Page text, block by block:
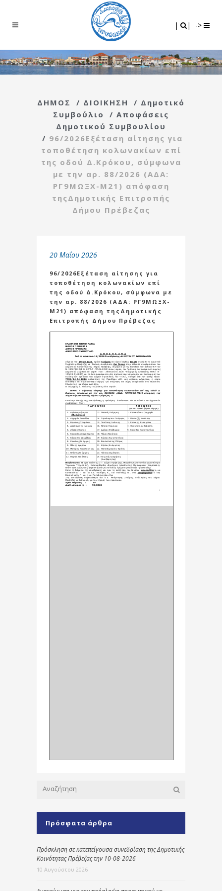
| | ->
ΔΗΜΟΣ / ΔΙΟΙΚΗΣΗ / Δημοτικό
Συμβούλιο
/ Αποφάσεις
Δημοτικού Συμβουλίου
/ 96/2026Εξέταση αίτησης για
τοποθέτηση κολωνακίων επί
της οδού Δ.Κρόκου, σύμφωνα
με την αρ. 88/2026 (ΑΔΑ:
ΡΓ9ΜΩΞΧ-Μ21) απόφαση
τηςΔημοτικής Επιτροπής
Δήμου Πρέβεζας
20 Μαΐου 2026
96/2026Εξέταση αίτησης για
τοποθέτηση κολωνακίων επί
της οδού Δ.Κρόκου, σύμφωνα με
την αρ. 88/2026 (ΑΔΑ: ΡΓ9ΜΩΞΧ-
Μ21) απόφαση τηςΔημοτικής
Επιτροπής Δήμου Πρέβεζας
Πρόσφατα άρθρα
Πρόσκληση σε κατεπείγουσα συνεδρίαση της Δημοτικής
Κοινότητας Πρέβεζας την 10-08-2026
10 Αυγούστου 2026